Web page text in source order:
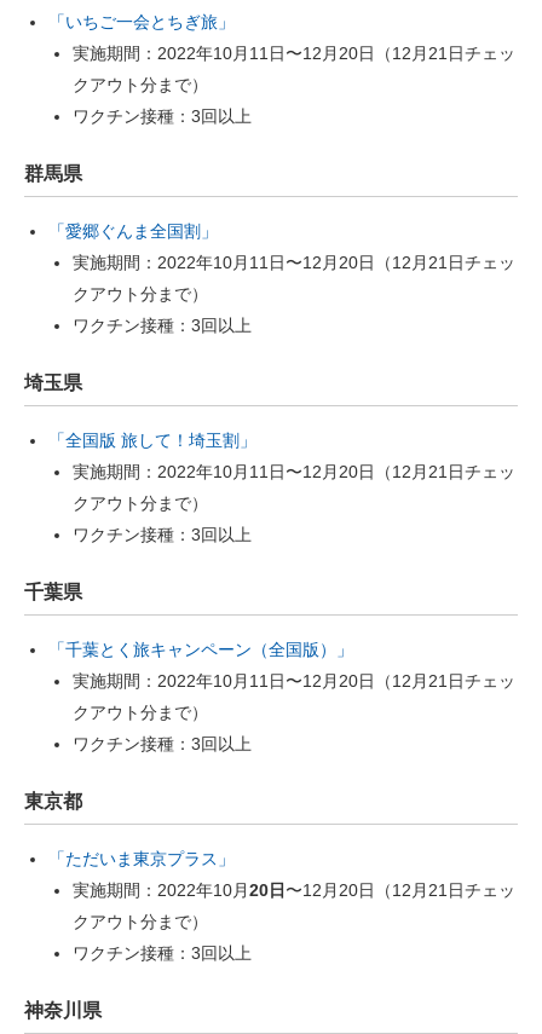
「いちご一会とちぎ旅」
実施期間：2022年10月11日〜12月20日（12月21日チェッ
クアウト分まで）
ワクチン接種：3回以上
群馬県
「愛郷ぐんま全国割」
実施期間：2022年10月11日〜12月20日（12月21日チェッ
クアウト分まで）
ワクチン接種：3回以上
埼玉県
「全国版 旅して！埼玉割」
実施期間：2022年10月11日〜12月20日（12月21日チェッ
クアウト分まで）
ワクチン接種：3回以上
千葉県
「千葉とく旅キャンペーン（全国版）」
実施期間：2022年10月11日〜12月20日（12月21日チェッ
クアウト分まで）
ワクチン接種：3回以上
東京都
「ただいま東京プラス」
実施期間：2022年10月20日 〜12月20日（12月21日チェッ
クアウト分まで）
ワクチン接種：3回以上
神奈川県